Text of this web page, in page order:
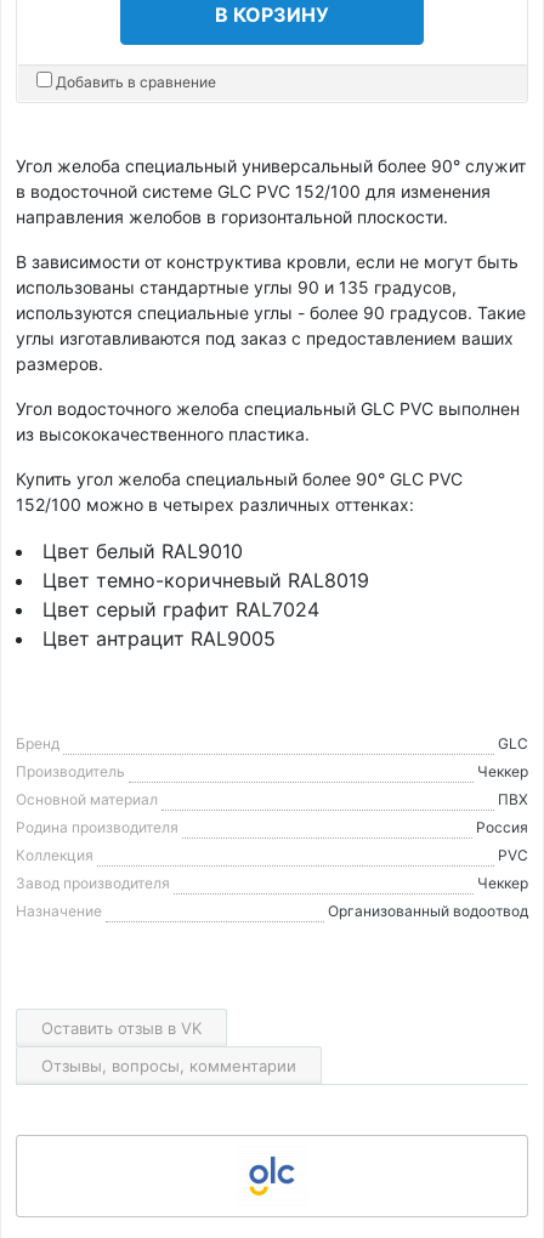
В КОРЗИНУ
Добавить в сравнение
Угол желоба специальный универсальный более 90° служит
в водосточной системе GLC PVC 152/100 для изменения
направления желобов в горизонтальной плоскости.
В зависимости от конструктива кровли, если не могут быть
использованы стандартные углы 90 и 135 градусов,
используются специальные углы - более 90 градусов. Такие
углы изготавливаются под заказ с предоставлением ваших
размеров.
Угол водосточного желоба специальный GLC PVC выполнен
из высококачественного пластика.
Купить угол желоба специальный более 90° GLC PVC
152/100 можно в четырех различных оттенках:
Цвет белый RAL9010
Цвет темно-коричневый RAL8019
Цвет серый графит RAL7024
Цвет антрацит RAL9005
Бренд
GLC
Производитель
Чеккер
Основной материал
ПВХ
Родина производителя
Россия
Коллекция
PVC
Завод производителя
Чеккер
Назначение
Организованный водоотвод
Оставить отзыв в VK
Отзывы, вопросы, комментарии